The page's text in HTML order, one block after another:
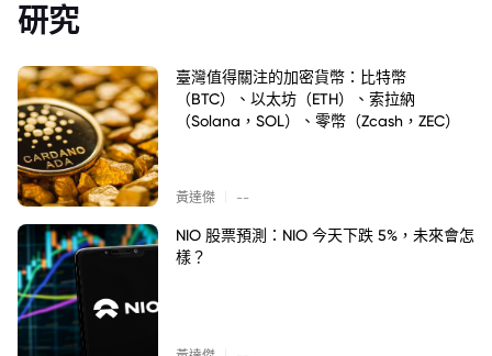
研究
臺灣值得關注的加密貨幣：比特幣
（BTC）、以太坊（ETH）、索拉納
（Solana，SOL）、零幣（Zcash，ZEC）
黃達傑 --
NIO 股票預測：NIO 今天下跌 5%，未來會怎
樣？